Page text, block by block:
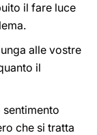
il fare luce
alle vostre
il
che si tratta